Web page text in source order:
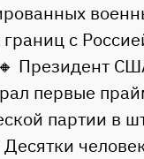
границ с
Президент
первые
партии в